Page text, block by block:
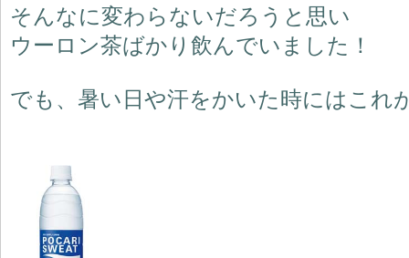
そんなに変わらないだろうと思い
ウーロン茶ばかり飲んでいました！
でも、暑い日や汗をかいた時にはこれ